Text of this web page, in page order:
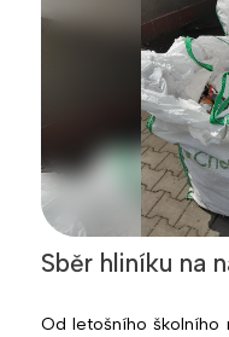
Sběr hliníku na
Od letošního školního